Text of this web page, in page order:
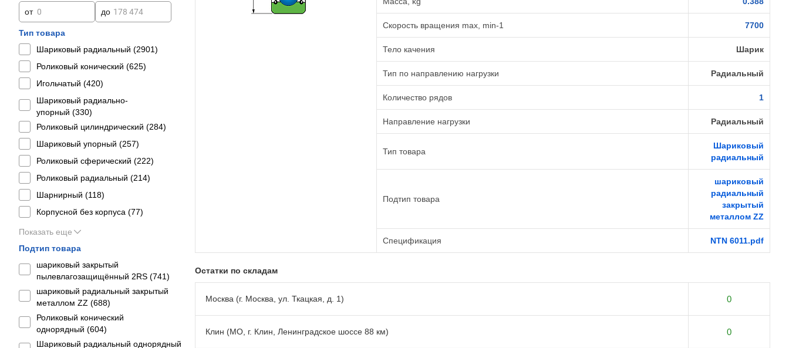
от до
Тип товара
Шариковый радиальный (2901)
Роликовый конический (625)
Игольчатый (420)
Шариковый радиально-
упорный (330)
Роликовый цилиндрический (284)
Шариковый упорный (257)
Роликовый сферический (222)
Роликовый радиальный (214)
Шарнирный (118)
Корпусной без корпуса (77)
Показать еще
Подтип товара
шариковый закрытый
пылевлагозащищённый 2RS (741)
шариковый радиальный закрытый
металлом ZZ (688)
Роликовый конический
однорядный (604)
Шариковый радиальный однорядный
Cкорость вращения max, min-1 7700
Тело качения Шарик
Тип по направлению нагрузки Радиальный
Количество рядов 1
Направление нагрузки Радиальный
Тип товара
Шариковый
радиальный
Подтип товара
шариковый
радиальный
закрытый
металлом ZZ
Спецификация NTN 6011.pdf
Остатки по складам
Москва (г. Москва, ул. Ткацкая, д. 1) 0
Клин (МО, г. Клин, Ленинградское шоссе 88 км) 0